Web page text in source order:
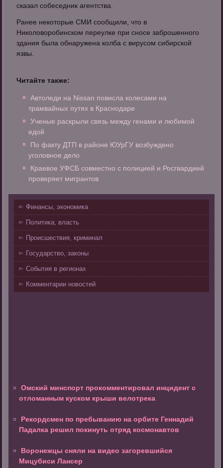
сказал собеседник агентства.
Ранее некоторые СМИ сообщили, что в
Николоворобинском переулке при сносе заброшенного
здания была обнаружена колба с вирусом сибирской
язвы.
Читайте также:
Автоледи на Nissan повисла колесами на
трамвайных путях в Краснодаре
Ученые раскрыли связь между генами и любимой
едой
По факту ДТП в районе ЮУрГУ возбуждено
уголовное дело
Краевое УФСБ совместно с полицией и Росгвардией
проверяет мигрантов
Финансы, экономика
Политика, власть
Происшествия, криминал
Государство, законы
События в регионах
Комментарии новостей
Омский минспорт прокомментировал инцидент с
отломанным куском крыши велотрека
Рекордсмен по пребыванию на орбите Геннадий
Падалка решил покинуть отряд космонавтов
Воронежцы сняли на видео загоревшийся
Мицубиси Лансер